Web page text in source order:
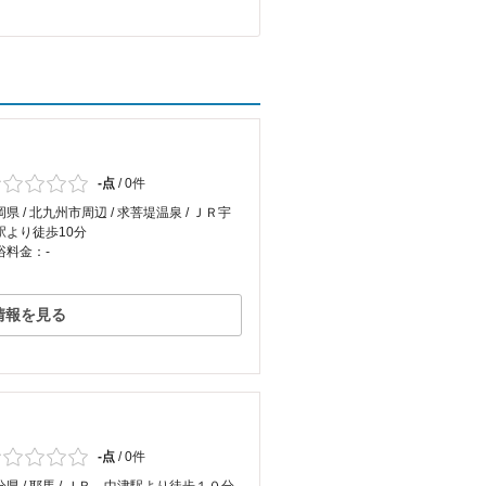
-点 /0件
県 / 北九州市周辺 / 求菩堤温泉 / ＪＲ宇
より徒歩10分
料金：-
報を見る
-点 /0件